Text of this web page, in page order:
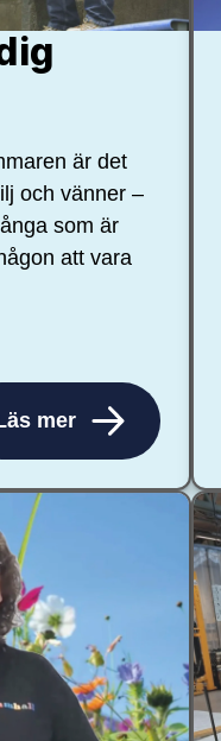
är det
och vänner –
som är
att vara
mer